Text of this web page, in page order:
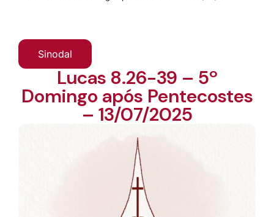
Sinodal
Lucas 8.26-39 – 5º
Domingo após Pentecostes
– 13/07/2025